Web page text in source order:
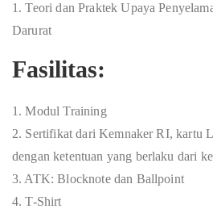
1. Teori dan Praktek Upaya
Darurat
Fasilitas:
1. Modul Training
2. Sertifikat dari Kemnaker RI, kartu
dengan ketentuan yang berlaku dari
3. ATK: Blocknote dan Ballpoint
4. T-Shirt